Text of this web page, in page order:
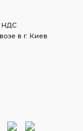
НДС
в г. Киев